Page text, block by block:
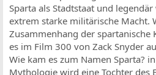
Sparta als Stadtstaat und
extrem starke militärische Macht.
Zusammenhang der spartanische
es im Film 300 von Zack Snyder
Wie kam es zum Namen Sparta?
Mythologie wird eine Tochter des